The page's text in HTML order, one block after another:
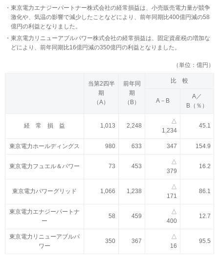
東京電力エナジーパートナー株式会社の経常損益は、小売販売電力量が競争
激化や、気温の影響で減少したことなどにより、前年同期比400億円減の58
億円の利益となりました。
東京電力リニューアブルパワー株式会社の経常損益は、固定資産税の増加な
どにより、前年同期比16億円減の350億円の利益となりました。
（単位：億円）
当第2四半
期
（A）
前年同
期
（B）
比 較
A－B
A／
B（％）
経 常 損 益 1,013 2,248
△
1,234
45.1
東京電力ホールディングス 980 633 347 154.9
東京電力フュエル＆パワー 73 453
△
379
16.2
東京電力パワーグリッド 1,066 1,238
△
171
86.1
東京電力エナジーパートナ
ー
58 459
△
400
12.7
東京電力リニューアブルパ
ワー
350 367
△
16
95.5